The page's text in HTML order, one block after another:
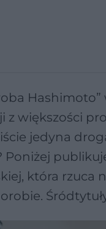
większości
jedyna
która rzuca